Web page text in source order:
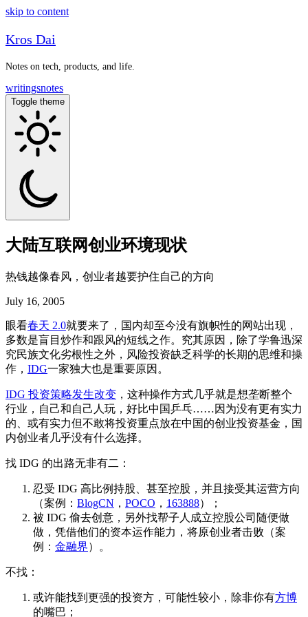
skip to content
Kros Dai
Notes on tech, products, and life.
writingsnotes
Toggle theme
大陆互联网创业环境现状
热钱越像春风，创业者越要护住自己的方向
July 16, 2005
眼看春天 2.0就要来了，国内却至今没有旗帜性的网站出现，
多数是盲目炒作和跟风的短线之作。究其原因，除了学鲁迅深
究民族文化劣根性之外，风险投资缺乏科学的长期的思维和操
作， IDG一家独大也是重要原因。
IDG 投资策略发生改变 ，这种操作方式几乎就是想垄断整个
行业，自己和自己人玩，好比中国乒乓……因为没有更有实力
的、或有实力但不敢将投资重点放在中国的创业投资基金，国
内创业者几乎没有什么选择。
找 IDG 的出路无非有二：
忍受 IDG 高比例持股、甚至控股，并且接受其运营方向
（案例： BlogCN ， POCO ， 163888）；
被 IDG 偷去创意，另外找帮子人成立控股公司随便做
做，凭借他们的资本运作能力，将原创业者击败（案
例： 金融界）。
不找：
或许能找到更强的投资方，可能性较小，除非你有方博
的嘴巴；